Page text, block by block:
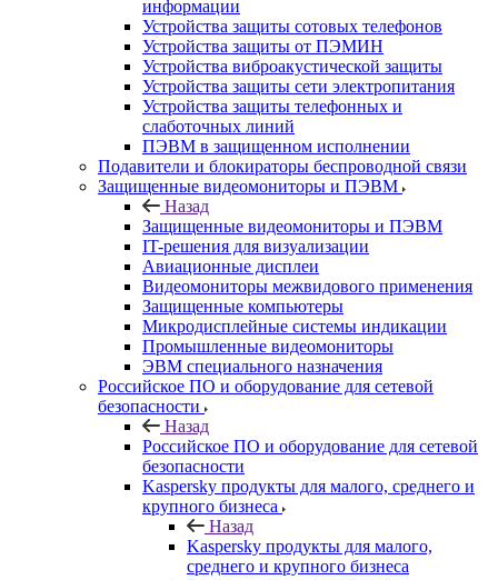
информации
Устройства защиты сотовых телефонов
Устройства защиты от ПЭМИН
Устройства виброакустической защиты
Устройства защиты сети электропитания
Устройства защиты телефонных и
слаботочных линий
ПЭВМ в защищенном исполнении
Подавители и блокираторы беспроводной связи
Защищенные видеомониторы и ПЭВМ
Назад
Защищенные видеомониторы и ПЭВМ
IT-решения для визуализации
Авиационные дисплеи
Видеомониторы межвидового применения
Защищенные компьютеры
Микродисплейные системы индикации
Промышленные видеомониторы
ЭВМ специального назначения
Российское ПО и оборудование для сетевой
безопасности
Назад
Российское ПО и оборудование для сетевой
безопасности
Kaspersky продукты для малого, среднего и
крупного бизнеса
Назад
Kaspersky продукты для малого,
среднего и крупного бизнеса